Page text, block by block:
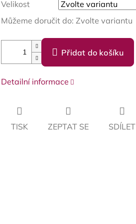
Velikost
Můžeme doručit do: Zvolte variantu
Přidat do košíku
Detailní informace
TISK ZEPTAT SE SDÍLET